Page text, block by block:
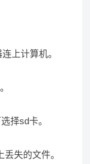
上计算机。
择sd卡。
失的文件。